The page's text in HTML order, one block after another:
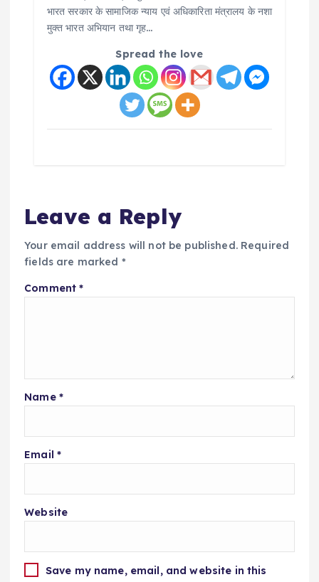
भारत सरकार के सामाजिक न्याय एवं अधिकारिता मंत्रालय के नशा
मुक्त भारत अभियान तथा गृह…
Spread the love
Leave a Reply
Your email address will not be published. Required
fields are marked *
Comment*
Name *
Email *
Website
Save my name, email, and website in this